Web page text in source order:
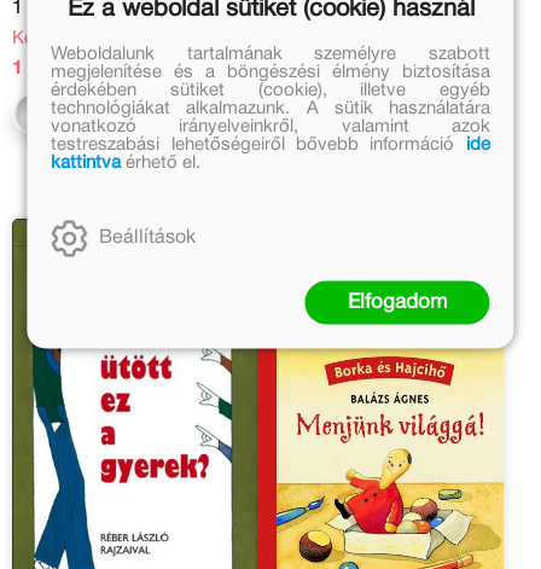
1 699 Ft
Kedvezményes ár:
1 019 Ft
Kosárba
6 999 Ft
5 739 Ft
Kosárba
Ez a weboldal sütiket (cookie) használ
Weboldalunk tartalmának személyre szabott
megjelenítése és a böngészési élmény biztosítása
érdekében sütiket (cookie), illetve egyéb
technológiákat alkalmazunk. A sütik használatára
vonatkozó irányelveinkről, valamint azok
testreszabási lehetőségeiről bővebb információ
ide
kattintvaérhető el.
Beállítások
Elfogadom